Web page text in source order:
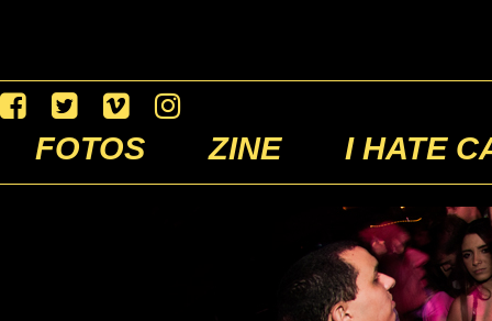
FOTOS ZINE I HATE